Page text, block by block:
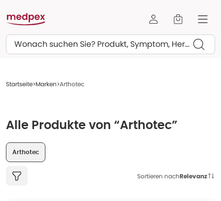
Suchen
Startseite Marken Arthotec
Alle Produkte von “Arthotec”
Arthotec
Sortieren nachRelevanz